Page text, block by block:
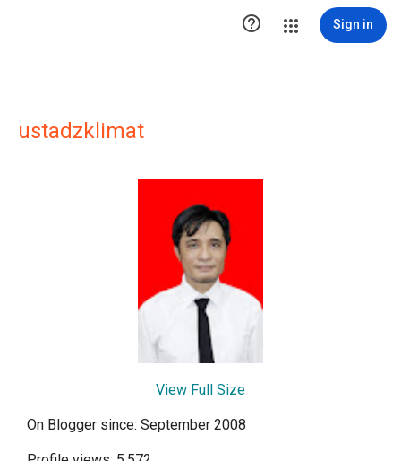
 Sign in
ustadzklimat
View Full Size
On Blogger since: September 2008